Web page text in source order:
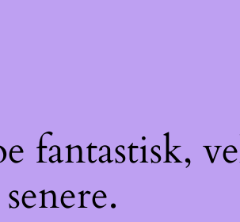
fantastisk,
senere.